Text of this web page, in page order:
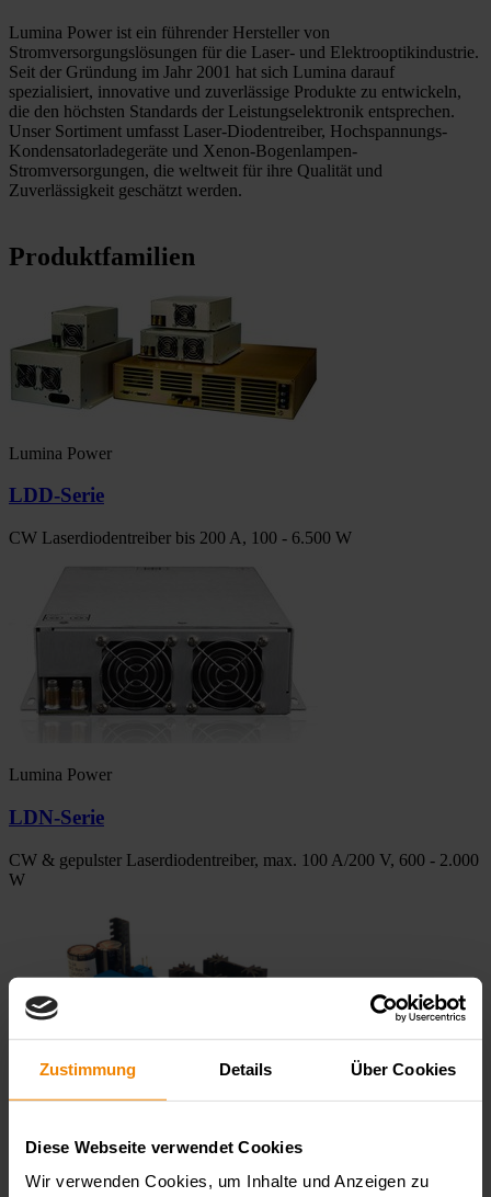
Zustimmung Details Über Cookies
Diese Webseite verwendet Cookies
Wir verwenden Cookies, um Inhalte und Anzeigen zu
Lumina Power ist ein führender Hersteller von
Stromversorgungslösungen für die Laser- und Elektrooptikindustrie.
Seit der Gründung im Jahr 2001 hat sich Lumina darauf
spezialisiert, innovative und zuverlässige Produkte zu entwickeln,
die den höchsten Standards der Leistungselektronik entsprechen.
Unser Sortiment umfasst Laser-Diodentreiber, Hochspannungs-
Kondensatorladegeräte und Xenon-Bogenlampen-
Stromversorgungen, die weltweit für ihre Qualität und
Zuverlässigkeit geschätzt werden.
Produktfamilien
Lumina Power
LDD-Serie
CW Laserdiodentreiber bis 200 A, 100 - 6.500 W
Lumina Power
LDN-Serie
CW & gepulster Laserdiodentreiber, max. 100 A/200 V, 600 - 2.000
W
Lumina Power
DDPC-Serie